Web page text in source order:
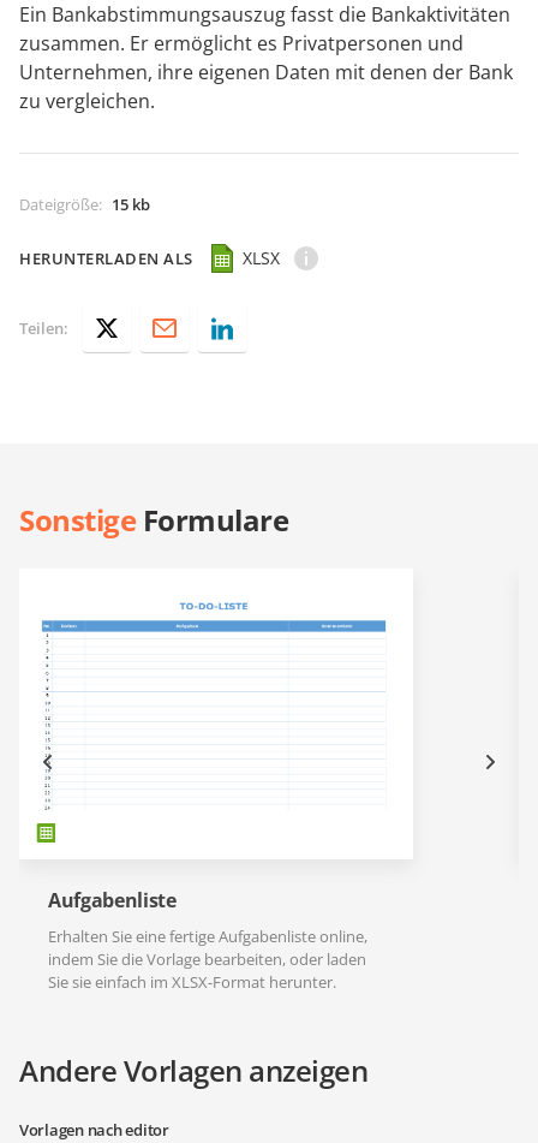
Ein Bankabstimmungsauszug fasst die Bankaktivitäten
zusammen. Er ermöglicht es Privatpersonen und
Unternehmen, ihre eigenen Daten mit denen der Bank
zu vergleichen.
Dateigröße: 15 kb
HERUNTERLADEN ALS XLSX
Teilen:
SonstigeFormulare
Aufgabenliste
Erhalten Sie eine fertige Aufgabenliste online,
indem Sie die Vorlage bearbeiten, oder laden
Sie sie einfach im XLSX-Format herunter.
Andere Vorlagen anzeigen
Vorlagen nach editor